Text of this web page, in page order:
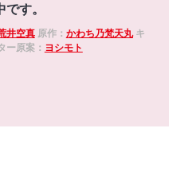
です。
井空真原作： かわち乃梵天丸キ
ー原案： ヨシモト